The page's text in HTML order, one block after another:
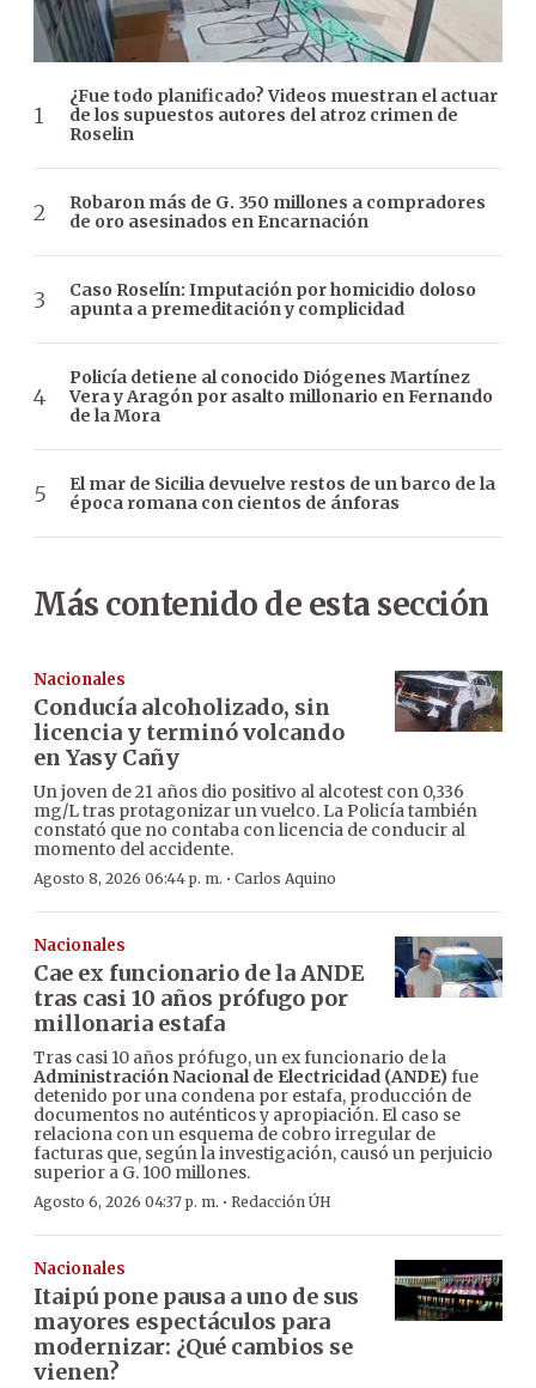
¿Fue todo planificado? Videos muestran el actuar
de los supuestos autores del atroz crimen de
Roselin
Robaron más de G. 350 millones a compradores
de oro asesinados en Encarnación
Caso Roselín: Imputación por homicidio doloso
apunta a premeditación y complicidad
Policía detiene al conocido Diógenes Martínez
Vera y Aragón por asalto millonario en Fernando
de la Mora
El mar de Sicilia devuelve restos de un barco de la
época romana con cientos de ánforas
Más contenido de esta sección
Nacionales
Conducía alcoholizado, sin
licencia y terminó volcando
en Yasy Cañy
Un joven de 21 años dio positivo al alcotest con 0,336
mg/L tras protagonizar un vuelco. La Policía también
constató que no contaba con licencia de conducir al
momento del accidente.
Agosto 8, 2026 06:44 p. m. · Carlos Aquino
Nacionales
Cae ex funcionario de la ANDE
tras casi 10 años prófugo por
millonaria estafa
Tras casi 10 años prófugo, un ex funcionario de la
Administración Nacional de Electricidad (ANDE)fue
detenido por una condena por estafa, producción de
documentos no auténticos y apropiación. El caso se
relaciona con un esquema de cobro irregular de
facturas que, según la investigación, causó un perjuicio
superior a G. 100 millones.
Agosto 6, 2026 04:37 p. m. · Redacción ÚH
Nacionales
Itaipú pone pausa a uno de sus
mayores espectáculos para
modernizar: ¿Qué cambios se
vienen?